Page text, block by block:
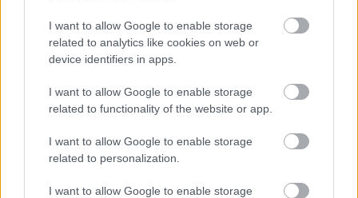
I want to allow Google to enable storage
related to analytics like cookies on web or
device identifiers in apps.
I want to allow Google to enable storage
related to functionality of the website or app.
I want to allow Google to enable storage
related to personalization.
I want to allow Google to enable storage
Kapcsolódó hírek
2025/26 FANTASY PREMIER